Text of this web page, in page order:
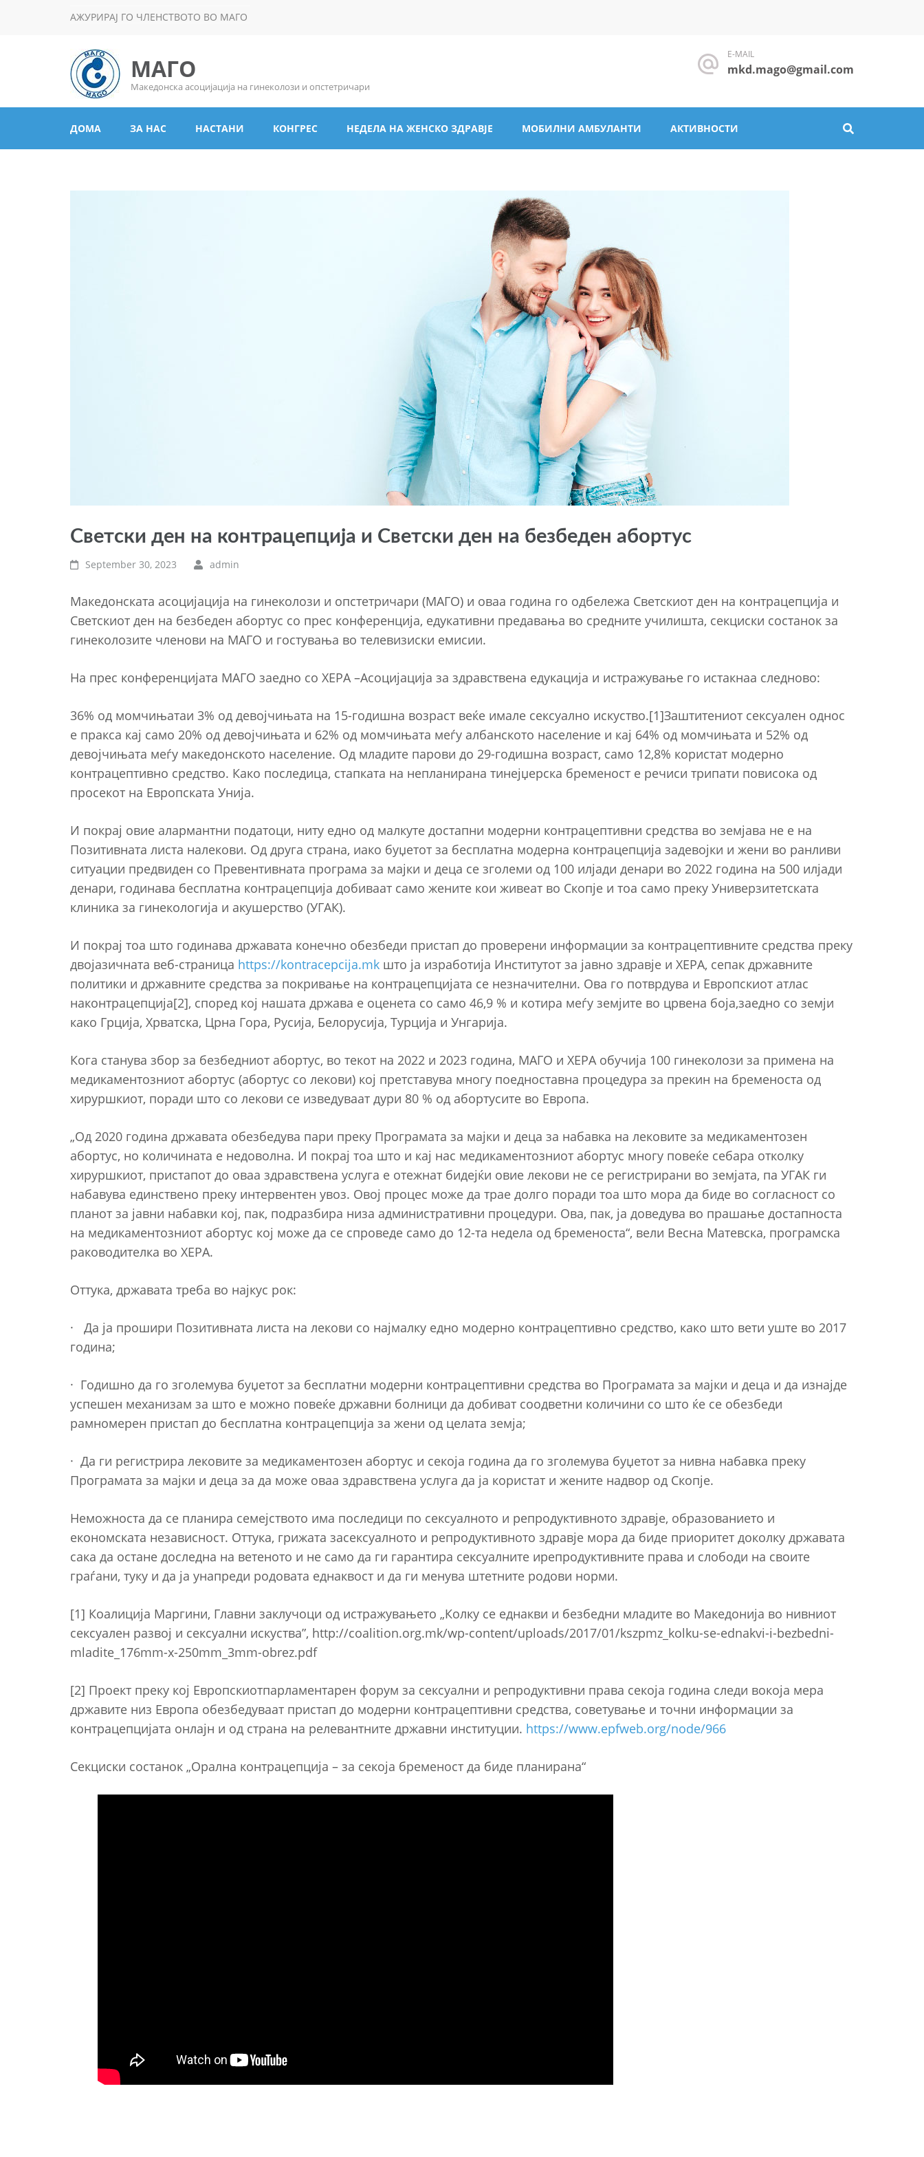
АЖУРИРАЈ ГО ЧЛЕНСТВОТО ВО МАГО
МАГО
Македонска асоцијација на гинеколози и опстетричари
E-MAIL
mkd.mago@gmail.com
ДОМА ЗА НАС НАСТАНИ КОНГРЕС НЕДЕЛА НА ЖЕНСКО ЗДРАВЈЕ МОБИЛНИ АМБУЛАНТИ АКТИВНОСТИ
Светски ден на контрацепција и Светски ден на безбеден абортус
September 30, 2023 admin
Македонската асоцијација на гинеколози и опстетричари (МАГО) и оваа година гo одбележа Светскиот ден на контрацепција и
Светскиот ден на безбеден абортус со прес конференција, едукативни предавања во средните училишта, секциски состанок за
гинеколозите членови на МАГО и гостувања во телевизиски емисии.
На прес конференцијата МАГО заедно со ХЕРА –Aсоцијација за здравствена едукација и истражување го истакнаа следново:
36% од момчињатаи 3% од девојчињата на 15-годишна возраст веќе имале сексуално искуство.[1]Заштитениот сексуален однос
е пракса кај само 20% од девојчињата и 62% од момчињата меѓу албанското население и кај 64% од момчињата и 52% од
девојчињата меѓу македонското население. Од младите парови до 29-годишна возраст, само 12,8% користат модерно
контрацептивно средство. Како последица, стапката на непланирана тинејџерска бременост е речиси трипати повисока од
просекот на Европската Унија.
И покрај овие алармантни податоци, ниту едно од малкуте достапни модерни контрацептивни средства во земјава не е на
Позитивната листа налекови. Од друга страна, иако буџетот за бесплатна модерна контрацепција задевојки и жени во ранливи
ситуации предвиден со Превентивната програма за мајки и деца се зголеми од 100 илјади денари во 2022 година на 500 илјади
денари, годинава бесплатна контрацепција добиваат само жените кои живеат во Скопје и тоа само преку Универзитетската
клиника за гинекологија и акушерство (УГАК).
И покрај тоа што годинава државата конечно обезбеди пристап до проверени информации за контрацептивните средства преку
двојазичната веб-страница https://kontracepcija.mk што ја изработија Институтот за јавно здравје и ХЕРА, сепак државните
политики и државните средства за покривање на контрацепцијата се незначителни. Ова го потврдува и Европскиот атлас
наконтрацепција[2], според кој нашата држава е оценета со само 46,9 % и котира меѓу земјите во црвена боја,заедно со земји
како Грција, Хрватска, Црна Гора, Русија, Белорусија, Турција и Унгарија.
Кога станува збор за безбедниот абортус, во текот на 2022 и 2023 година, МАГО и ХЕРА обучија 100 гинеколози за примена на
медикаментозниот абортус (абортус со лекови) кој претставува многу поедноставна процедура за прекин на бременоста од
хируршкиот, поради што со лекови се изведуваат дури 80 % од абортусите во Европа.
„Од 2020 година државата обезбедува пари преку Програмата за мајки и деца за набавка на лековите за медикаментозен
абортус, но количината е недоволна. И покрај тоа што и кај нас медикаментозниот абортус многу повеќе себара отколку
хируршкиот, пристапот до оваа здравствена услуга е отежнат бидејќи овие лекови не се регистрирани во земјата, па УГАК ги
набавува единствено преку интервентен увоз. Овој процес може да трае долго поради тоа што мора да биде во согласност со
планот за јавни набавки кој, пак, подразбира низа административни процедури. Ова, пак, ја доведува во прашање достапноста
на медикаментозниот абортус кој може да се спроведе само до 12-та недела од бременоста“, вели Весна Матевска, програмска
раководителка во ХЕРА.
Оттука, државата треба во најкус рок:
· Да ја прошири Позитивната листа на лекови со најмалку едно модерно контрацептивно средство, како што вети уште во 2017
година;
· Годишно да го зголемува буџетот за бесплатни модерни контрацептивни средства во Програмата за мајки и деца и да изнајде
успешен механизам за што е можно повеќе државни болници да добиват соодветни количини со што ќе се обезбеди
рамномерен пристап до бесплатна контрацепција за жени од целата земја;
· Да ги регистрира лековите за медикаментозен абортус и секоја година да го зголемува буџетот за нивна набавка преку
Програмата за мајки и деца за да може оваа здравствена услуга да ја користат и жените надвор од Скопје.
Неможноста да се планира семејството има последици по сексуалното и репродуктивното здравје, образованието и
економската независност. Оттука, грижата засексуалното и репродуктивното здравје мора да биде приоритет доколку државата
сака да остане доследна на ветеното и не само да ги гарантира сексуалните ирепродуктивните права и слободи на своите
граѓани, туку и да ја унапреди родовата еднаквост и да ги менува штетните родови норми.
[1] Коалиција Маргини, Главни заклучоци од истражувањето „Колку се еднакви и безбедни младите во Македонија во нивниот
сексуален развој и сексуални искуства”, http://coalition.org.mk/wp-content/uploads/2017/01/kszpmz_kolku-se-ednakvi-i-bezbedni-
mladite_176mm-x-250mm_3mm-obrez.pdf
[2] Проект преку кој Европскиотпарламентарен форум за сексуални и репродуктивни права секоја година следи вокоја мера
државите низ Европа обезбедуваат пристап до модерни контрацептивни средства, советување и точни информации за
контрацепцијата онлајн и од страна на релевантните државни институции. https://www.epfweb.org/node/966
Секциски состанок „Орална контрацепција – за секоја бременост да биде планирана“